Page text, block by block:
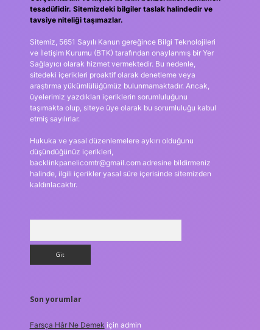
tesadüfidir. Sitemizdeki bilgiler taslak halindedir ve
tavsiye niteliği taşımazlar.
Sitemiz, 5651 Sayılı Kanun gereğince Bilgi Teknolojileri
ve İletişim Kurumu (BTK) tarafından onaylanmış bir Yer
Sağlayıcı olarak hizmet vermektedir. Bu nedenle,
sitedeki içerikleri proaktif olarak denetleme veya
araştırma yükümlülüğümüz bulunmamaktadır. Ancak,
üyelerimiz yazdıkları içeriklerin sorumluluğunu
taşımakta olup, siteye üye olarak bu sorumluluğu kabul
etmiş sayılırlar.
Hukuka ve yasal düzenlemelere aykırı olduğunu
düşündüğünüz içerikleri,
backlinkpanelicomtr@gmail.comadresine bildirmeniz
halinde, ilgili içerikler yasal süre içerisinde sitemizden
kaldırılacaktır.
Son yorumlar
Farsça Hâr Ne Demek için admin